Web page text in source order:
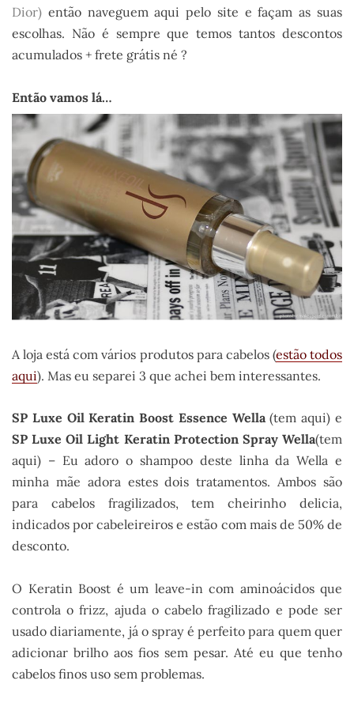
Dior) então naveguem aqui pelo site e façam as suas
escolhas. Não é sempre que temos tantos descontos
acumulados + frete grátis né ?
Então vamos lá…
A loja está com vários produtos para cabelos (estão todos
aqui). Mas eu separei 3 que achei bem interessantes.
SP Luxe Oil Keratin Boost Essence Wella(tem aqui) e
SP Luxe Oil Light Keratin Protection Spray Wella(tem
aqui) – Eu adoro o shampoo deste linha da Wella e
minha mãe adora estes dois tratamentos. Ambos são
para cabelos fragilizados, tem cheirinho delicia,
indicados por cabeleireiros e estão com mais de 50% de
desconto.
O Keratin Boost é um leave-in com aminoácidos que
controla o frizz, ajuda o cabelo fragilizado e pode ser
usado diariamente, já o spray é perfeito para quem quer
adicionar brilho aos fios sem pesar. Até eu que tenho
cabelos finos uso sem problemas.